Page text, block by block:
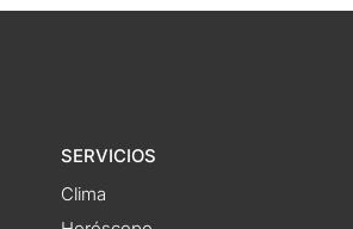
SERVICIOS
Clima